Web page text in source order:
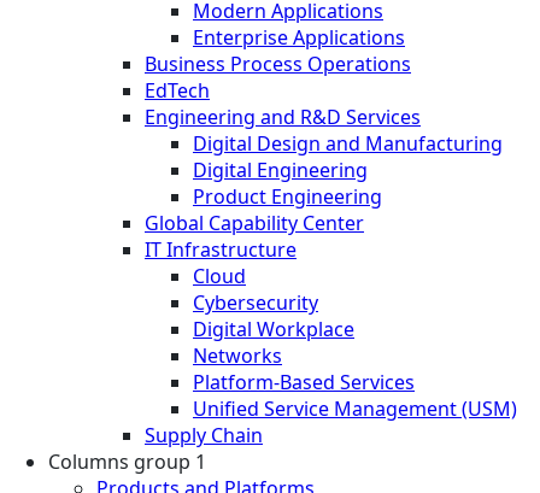
Modern Applications
Enterprise Applications
Business Process Operations
EdTech
Engineering and R&D Services
Digital Design and Manufacturing
Digital Engineering
Product Engineering
Global Capability Center
IT Infrastructure
Cloud
Cybersecurity
Digital Workplace
Networks
Platform-Based Services
Unified Service Management (USM)
Supply Chain
Columns group 1